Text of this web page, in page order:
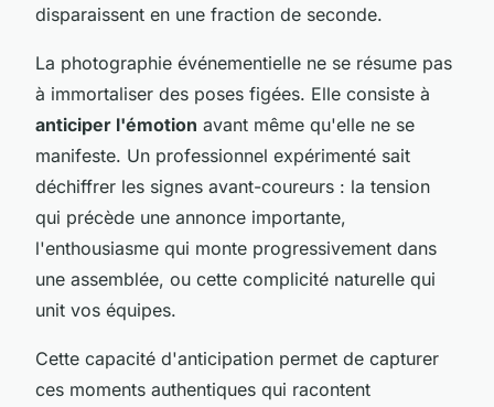
disparaissent en une fraction de seconde.
La photographie événementielle ne se résume pas
à immortaliser des poses figées. Elle consiste à
anticiper l'émotion avant même qu'elle ne se
manifeste. Un professionnel expérimenté sait
déchiffrer les signes avant-coureurs : la tension
qui précède une annonce importante,
l'enthousiasme qui monte progressivement dans
une assemblée, ou cette complicité naturelle qui
unit vos équipes.
Cette capacité d'anticipation permet de capturer
ces moments authentiques qui racontent